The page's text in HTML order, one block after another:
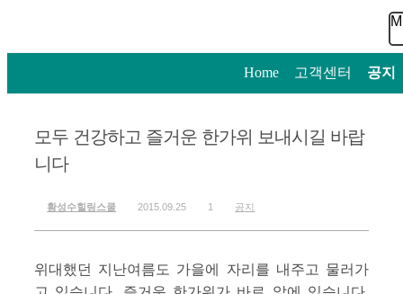
Home 고객센터 공지
모두 건강하고 즐거운 한가위 보내시길 바랍
니다
황성수힐링스쿨 2015.09.25 1 공지
위대했던 지난여름도 가을에 자리를 내주고 물러가